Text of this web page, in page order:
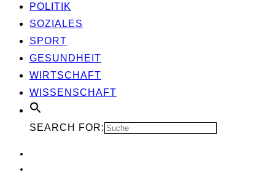
POLI­TIK
SOZIA­LES
SPORT
GESUND­HEIT
WIRT­SCHAFT
WIS­SEN­SCHAFT
SEARCH FOR: